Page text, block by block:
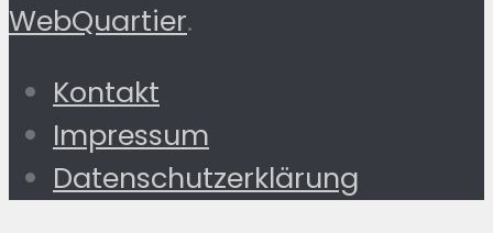
WebQuartier.
Kontakt
Impressum
Datenschutzerklärung